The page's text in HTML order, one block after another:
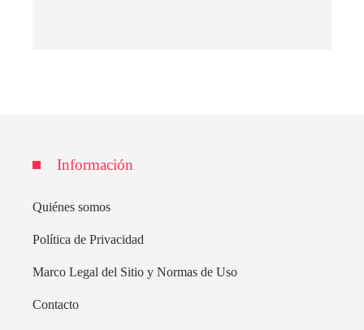
Información
Quiénes somos
Política de Privacidad
Marco Legal del Sitio y Normas de Uso
Contacto